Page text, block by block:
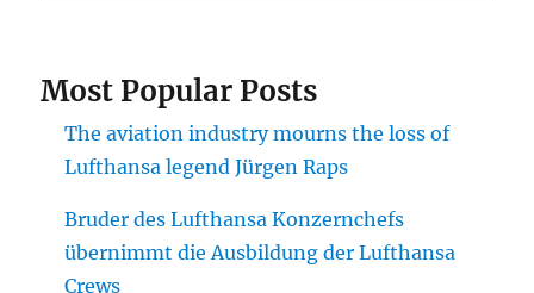
Most Popular Posts
The aviation industry mourns the loss of
Lufthansa legend Jürgen Raps
Bruder des Lufthansa Konzernchefs
übernimmt die Ausbildung der Lufthansa
Crews